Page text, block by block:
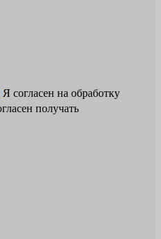
Я согласен на обработку
получать